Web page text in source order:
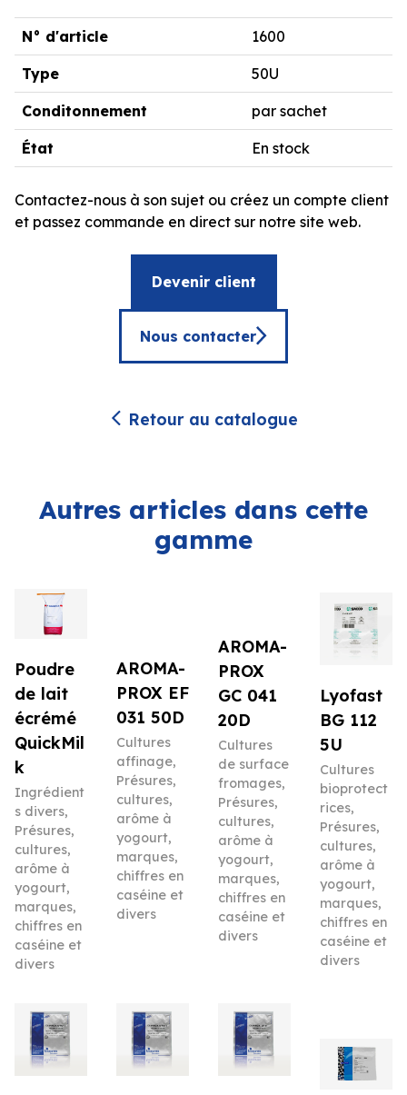
N° d'article 1600
Type 50U
Conditonnement par sachet
État En stock
Contactez-nous à son sujet ou créez un compte client
et passez commande en direct sur notre site web.
Devenir client
Nous contacter
Retour au catalogue
Autres articles dans cette
gamme
Poudre
de lait
écrémé
QuickMil
k
Ingrédient
s divers,
Présures,
cultures,
arôme à
yogourt,
marques,
chiffres en
caséine et
divers
AROMA-
PROX EF
031 50D
Cultures
affinage,
Présures,
cultures,
arôme à
yogourt,
marques,
chiffres en
caséine et
divers
AROMA-
PROX
GC 041
20D
Cultures
de surface
fromages,
Présures,
cultures,
arôme à
yogourt,
marques,
chiffres en
caséine et
divers
Lyofast
BG 112
5U
Cultures
bioprotect
rices,
Présures,
cultures,
arôme à
yogourt,
marques,
chiffres en
caséine et
divers